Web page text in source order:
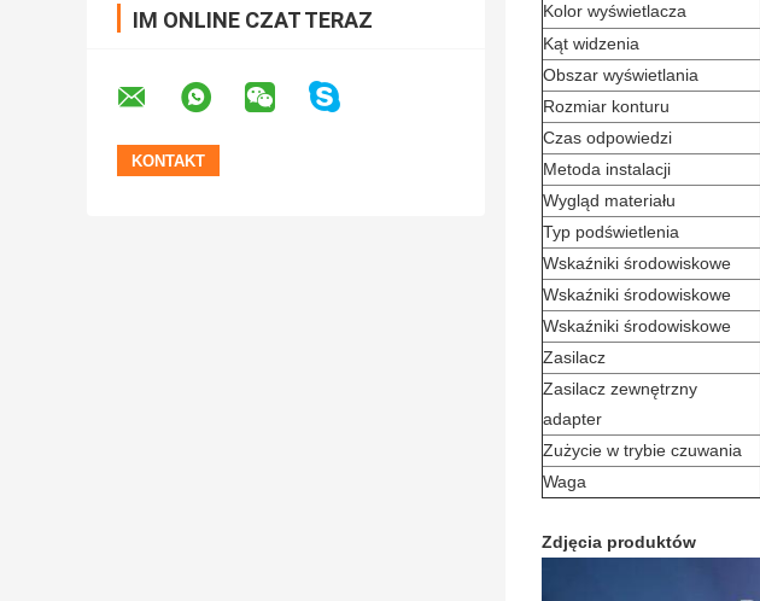
IM ONLINE CZAT TERAZ
Kolor wyświetlacza
Kąt widzenia
Obszar wyświetlania
Rozmiar konturu
Czas odpowiedzi
Metoda instalacji
Wygląd materiału
Typ podświetlenia
Wskaźniki środowiskowe
Wskaźniki środowiskowe
Wskaźniki środowiskowe
Zasilacz
Zasilacz zewnętrzny
adapter
Zużycie w trybie czuwania
Waga
Zdjęcia produktów